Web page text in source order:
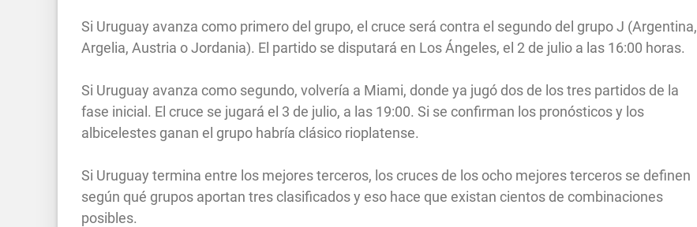
Si Uruguay avanza como primero del grupo, el cruce será contra el segundo del grupo J (Argentina,
Argelia, Austria o Jordania). El partido se disputará en Los Ángeles, el 2 de julio a las 16:00 horas.
Si Uruguay avanza como segundo, volvería a Miami, donde ya jugó dos de los tres partidos de la
fase inicial. El cruce se jugará el 3 de julio, a las 19:00. Si se confirman los pronósticos y los
albicelestes ganan el grupo habría clásico rioplatense.
Si Uruguay termina entre los mejores terceros, los cruces de los ocho mejores terceros se definen
según qué grupos aportan tres clasificados y eso hace que existan cientos de combinaciones
posibles.